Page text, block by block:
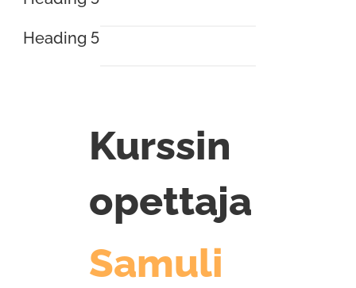
Heading 5
Kurssin
opettaja
Samuli